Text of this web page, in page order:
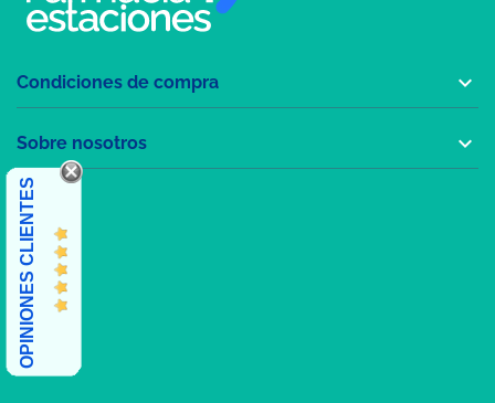
Condiciones de compra 
Sobre nosotros 
OPINIONES CLIENTES